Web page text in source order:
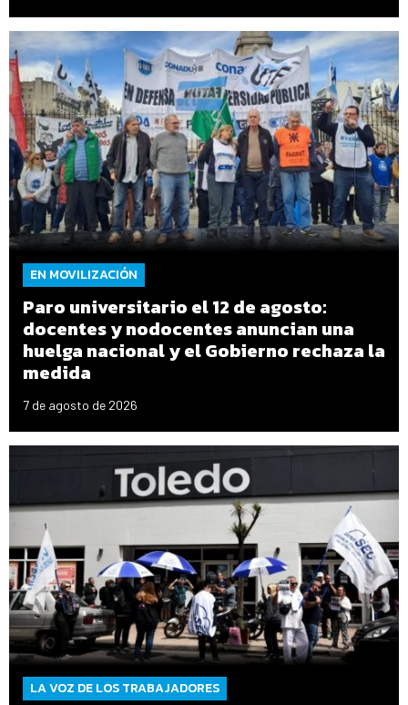
EN MOVILIZACIÓN
Paro universitario el 12 de agosto:
docentes y nodocentes anuncian una
huelga nacional y el Gobierno rechaza la
medida
7 de agosto de 2026
LA VOZ DE LOS TRABAJADORES